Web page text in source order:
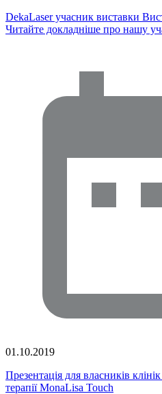
DekaLaser учасник виставки
Читайте докладніше про нашу
01.10.2019
Презентація для власників клінік
терапії MonaLisa Touch